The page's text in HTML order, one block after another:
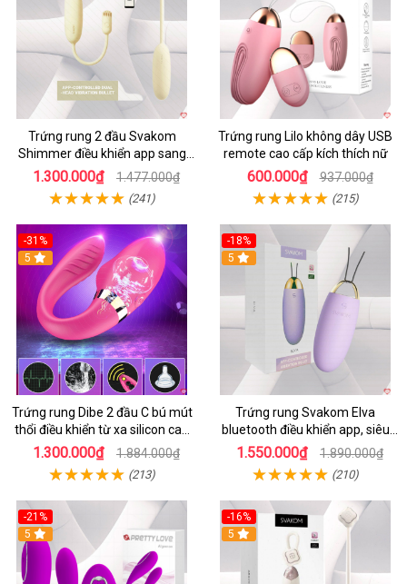
Trứng rung 2 đầu Svakom
Shimmer điều khiển app sang
trọng chất lượng
1.300.000₫ 1.477.000₫
(241)
Trứng rung Lilo không dây USB
remote cao cấp kích thích nữ
600.000₫ 937.000₫
(215)
-31%
5
Trứng rung Dibe 2 đầu C bú mút
thổi điều khiển từ xa silicon cao
cấp kích thích điểm G
1.300.000₫ 1.884.000₫
(213)
-18%
5
Trứng rung Svakom Elva
bluetooth điều khiển app, siêu
kích thích
1.550.000₫ 1.890.000₫
(210)
-21%
5
-16%
5